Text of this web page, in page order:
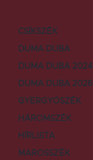
CSÍKSZÉK
DUMA DUBA
DUMA DUBA 2024
DUMA DUBA 2026
GYERGYÓSZÉK
HÁROMSZÉK
HÍRLISTA
MAROSSZÉK